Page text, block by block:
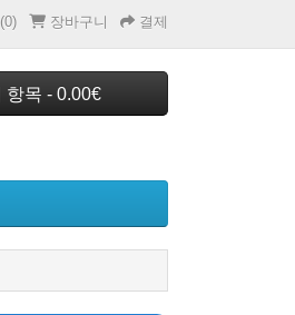
장바구니 결제
목 - 0.00€